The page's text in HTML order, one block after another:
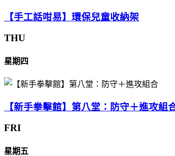
【手工話咁易】環保兒童收納架
THU
星期四
【新手拳擊館】第八堂：防守＋進攻組
FRI
星期五